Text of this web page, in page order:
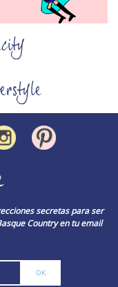
secretas para ser
Country en tu email